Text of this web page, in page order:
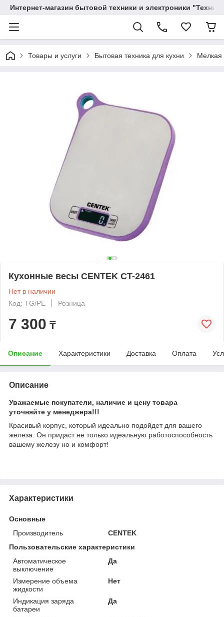
Интернет-магазин бытовой техники и электроники
Товары и услуги Бытовая техника для кухни Мелкая
Кухонные весы CENTEK CT-2461
Нет в наличии
Код: TG/PE
Розница
7 300 ₸
Описание Характеристики Доставка Оплата
Описание
Уважаемые покупатели, наличие и цену товара
уточняйте у менеджера!!!
Красивый корпус, который идеально подойдет для вашего
железа. Он придаст не только идеальную работоспособность
вашему железу но и комфорт!
Характеристики
Основные
Производитель
CENTEK
Пользовательские характеристики
Автоматическое
выключение
Да
Измерение объема
жидкости
Нет
Индикация заряда
батареи
Да